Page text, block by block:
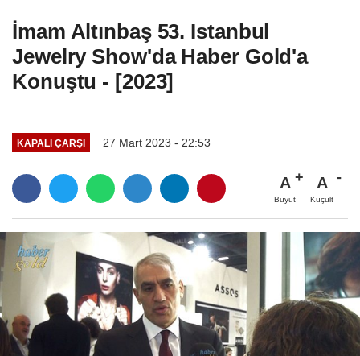
İmam Altınbaş 53. Istanbul
Jewelry Show'da Haber Gold'a
Konuştu - [2023]
KAPALI ÇARŞI 27 Mart 2023 - 22:53
A
Büyüt
A
Küçült